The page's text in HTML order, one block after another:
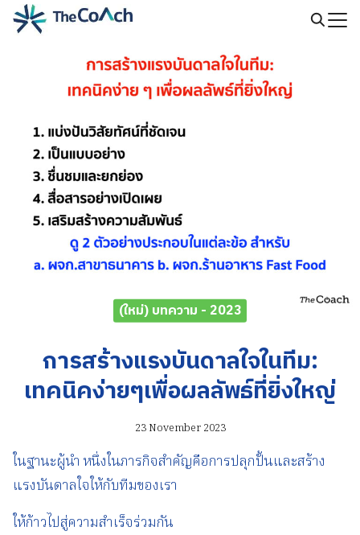
Skip
(ใหม่) บทความ - 2023
การสร้างแรงบันดาลใจในทีม:
เทคนิคง่ายๆเพื่อผลลัพธ์ที่ยิ่งใหญ่
23 November 2023
ในฐานะผู้นำ หนึ่งในภารกิจสำคัญคือการปลุกปั้นและสร้าง
แรงบันดาลใจให้กับทีมของเรา
ให้ก้าวไปสู่ความสำเร็จร่วมกัน